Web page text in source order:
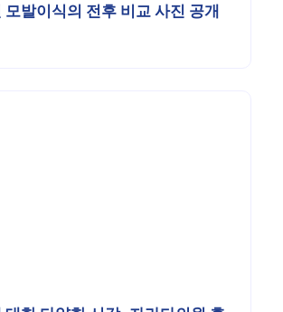
모발이식의 전후 비교 사진 공개